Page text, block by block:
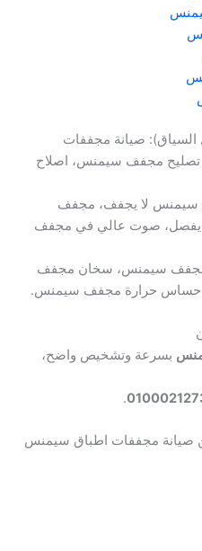
السياق): صيانة مجففات
مجفف سيمنس، اصلاح
لا يجفف، مجفف
يفصل، صوت عالي في مجفف
سيمنس، سخان مجفف
حساس حرارة مجفف سيمنس.
بسرعة وتشخيص واضح،
.